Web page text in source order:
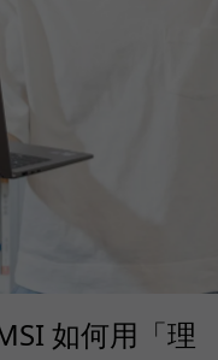
如何用「理